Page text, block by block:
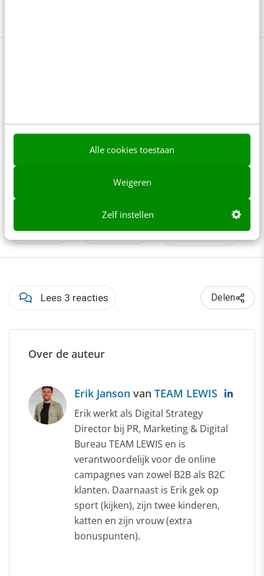
Alle cookies toestaan
Weigeren
Zelf instellen
Uitgevers Uploadfilter Wetgeving
Lees 3 reacties Delen
Over de auteur
Erik Janson van TEAM LEWIS
Erik werkt als Digital Strategy
Director bij PR, Marketing & Digital
Bureau TEAM LEWIS en is
verantwoordelijk voor de online
campagnes van zowel B2B als B2C
klanten. Daarnaast is Erik gek op
sport (kijken), zijn twee kinderen,
katten en zijn vrouw (extra
bonuspunten).